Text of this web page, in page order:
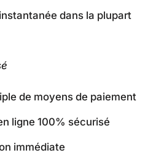
dans la plupart
de moyens de paiement
ligne 100% sécurisé
immédiate